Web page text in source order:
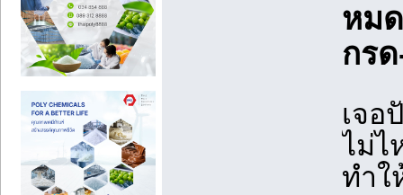
หม
กร
เจอ
ไม่ไ
ทำใ